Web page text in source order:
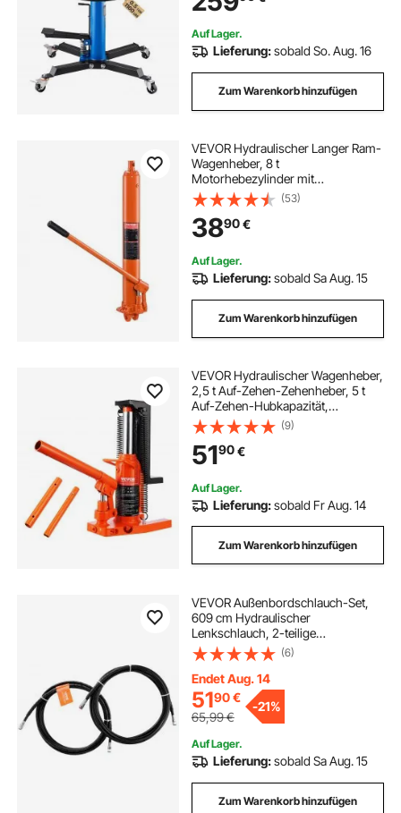
Autogetrieben, Blau
Auf Lager.
Lieferung:sobald So. Aug. 16
Zum Warenkorb hinzufügen
VEVOR Hydraulischer Langer Ram-
Wagenheber, 8 t
Motorhebezylinder mit
Einzelkolbenpumpe & Flacher
Basis, Hydraulischer Auto-
Flaschenheber für
Motorhebebühnen,
Garagen-/Ladenkrane, Bauernhof
usw.
(53)
3890€
Auf Lager.
Lieferung:sobald Sa Aug. 15
Zum Warenkorb hinzufügen
VEVOR Hydraulischer Wagenheber,
2,5 t Auf-Zehen-Zehenheber, 5 t
Auf-Zehen-Hubkapazität,
Maschinenwagenheber, 20-135
mm Zehenhöhe, 227-340 mm
Oberhöhe, Lufthydraulischer
Klauenwagenheber
(9)
5190€
Auf Lager.
Lieferung:sobald Fr Aug. 14
Zum Warenkorb hinzufügen
VEVOR Außenbordschlauch-Set,
609 cm Hydraulischer
Lenkschlauch, 2-teilige
Auslaufsichere TPEE-Hydraulik-
Bootsschläuche, Kompatibel mit
dem Hydraulischen Marine-
Außenbord-Lenkbootsystem bis zu
300 PS
(6)
Endet Aug. 14
5190€
65,99€
-21%
Auf Lager.
Lieferung:sobald Sa Aug. 15
Zum Warenkorb hinzufügen